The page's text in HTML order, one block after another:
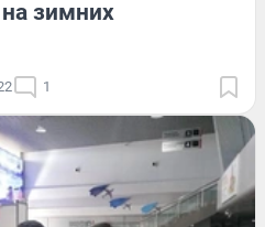
зимних
1